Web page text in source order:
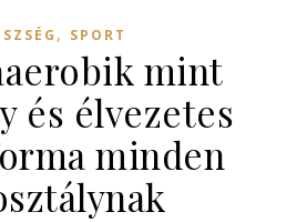
, SPORT
mint
és élvezetes
minden